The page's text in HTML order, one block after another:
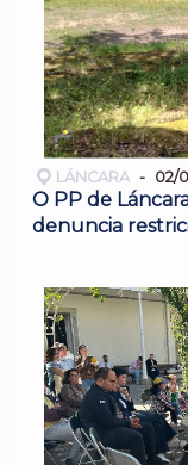
LÁNCARA 02/
O PP de
denuncia